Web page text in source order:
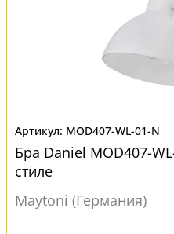
MOD407-WL-01-N
Бра Daniel MOD407-
стиле
Maytoni (Германия)